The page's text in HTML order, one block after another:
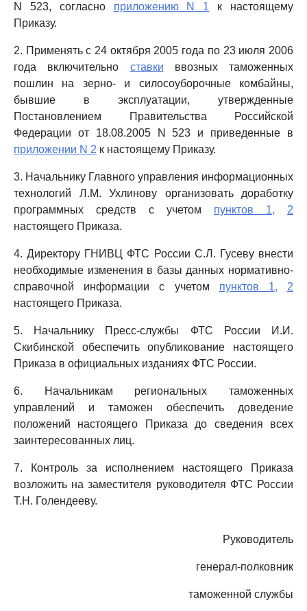
N 523, согласно приложению N 1 к настоящему
Приказу.
2. Применять с 24 октября 2005 года по 23 июля 2006
года включительно ставки ввозных таможенных
пошлин на зерно- и силосоуборочные комбайны,
бывшие в эксплуатации, утвержденные
Постановлением Правительства Российской
Федерации от 18.08.2005 N 523 и приведенные в
приложении N 2 к настоящему Приказу.
3. Начальнику Главного управления информационных
технологий Л.М. Ухлинову организовать доработку
программных средств с учетом пунктов 1,
2
настоящего Приказа.
4. Директору ГНИВЦ ФТС России С.Л. Гусеву внести
необходимые изменения в базы данных нормативно-
справочной информации с учетом пунктов 1,
2
настоящего Приказа.
5. Начальнику Пресс-службы ФТС России И.И.
Скибинской обеспечить опубликование настоящего
Приказа в официальных изданиях ФТС России.
6. Начальникам региональных таможенных
управлений и таможен обеспечить доведение
положений настоящего Приказа до сведения всех
заинтересованных лиц.
7. Контроль за исполнением настоящего Приказа
возложить на заместителя руководителя ФТС России
Т.Н. Голендееву.
Руководитель
генерал-полковник
таможенной службы